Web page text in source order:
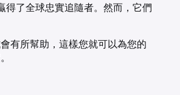
得了全球忠實追隨者。然而，它們
有所幫助，這樣您就可以為您的